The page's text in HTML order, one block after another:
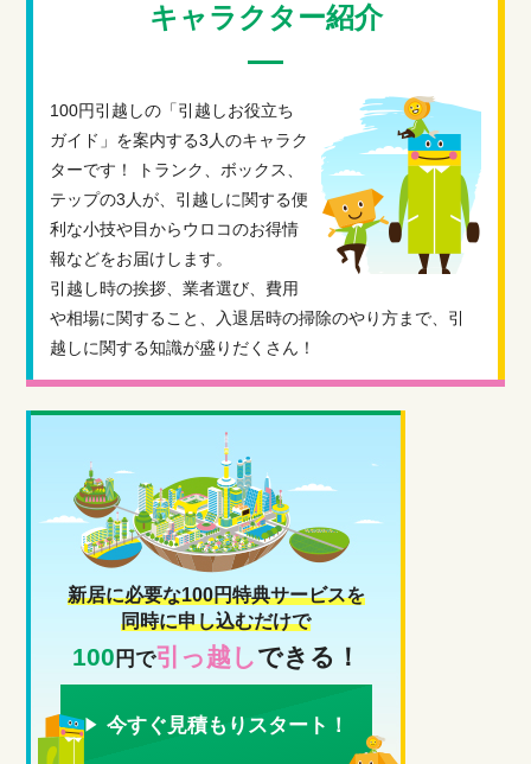
キャラクター紹介
100円引越しの「引越しお役立ち
ガイド」を案内する3人のキャラク
ターです！ トランク、ボックス、
テップの3人が、引越しに関する便
利な小技や目からウロコのお得情
報などをお届けします。
引越し時の挨拶、業者選び、費用
や相場に関すること、入退居時の掃除のやり方まで、引
越しに関する知識が盛りだくさん！
新居に必要な100円特典サービスを
同時に申し込むだけで
100 円で引っ越しできる！
今すぐ見積もりスタート！